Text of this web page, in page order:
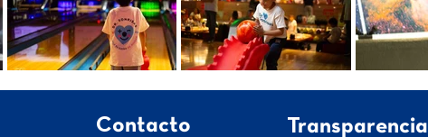
Contacto Transparencia